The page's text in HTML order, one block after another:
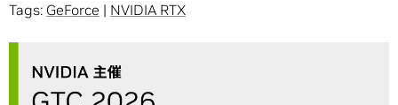
Tags: GeForce | NVIDIA RTX